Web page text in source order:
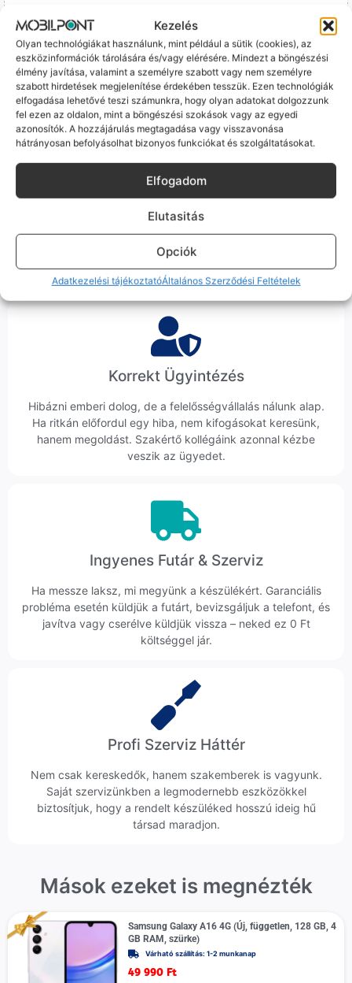
Kezelés
Olyan technológiákat használunk, mint például a sütik (cookies), az
eszközinformációk tárolására és/vagy elérésére. Mindezt a böngészési
élmény javítása, valamint a személyre szabott vagy nem személyre
szabott hirdetések megjelenítése érdekében tesszük. Ezen technológiák
elfogadása lehetővé teszi számunkra, hogy olyan adatokat dolgozzunk
fel ezen az oldalon, mint a böngészési szokások vagy az egyedi
azonosítók. A hozzájárulás megtagadása vagy visszavonása
hátrányosan befolyásolhat bizonyos funkciókat és szolgáltatásokat.
Elfogadom
Elutasitás
Opciók
Adatkezelési tájékoztatóÁltalános Szerződési Feltételek
előfordulhat az "Ismeretlen alkatrész" jelzés, de ne aggódj, ez
csak a gyártó szoftveres üzenete – a telefonod ettől még
tökéletesen és hibátlanul teszi a dolgát! Ha valahol (pl. Samsung
S-széria) a gyárinál rosszabb minőségű az alkatrész, azt a
termékleírásban külön jelezzük neked.
100% Elérhetőség
Sok éve a szegedi piac meghatározó szereplői vagyunk.
Nem egy arctalan webshop vagyunk: ha kérdésed van, élő
ember veszi fel a telefont, és személyesen is megtalálsz
minket Szegeden.
Korrekt Ügyintézés
Hibázni emberi dolog, de a felelősségvállalás nálunk alap.
Ha ritkán előfordul egy hiba, nem kifogásokat keresünk,
hanem megoldást. Szakértő kollégáink azonnal kézbe
veszik az ügyedet.
Ingyenes Futár & Szerviz
Ha messze laksz, mi megyünk a készülékért. Garanciális
probléma esetén küldjük a futárt, bevizsgáljuk a telefont, és
javítva vagy cserélve küldjük vissza – neked ez 0 Ft
költséggel jár.
Profi Szerviz Háttér
Nem csak kereskedők, hanem szakemberek is vagyunk.
Saját szervizünkben a legmodernebb eszközökkel
biztosítjuk, hogy a rendelt készüléked hosszú ideig hű
társad maradjon.
Mások ezeket is megnézték
Samsung Galaxy A16 4G (Új, független, 128 GB, 4
GB RAM, szürke)
Várható szállítás: 1-2 munkanap
49 990 Ft